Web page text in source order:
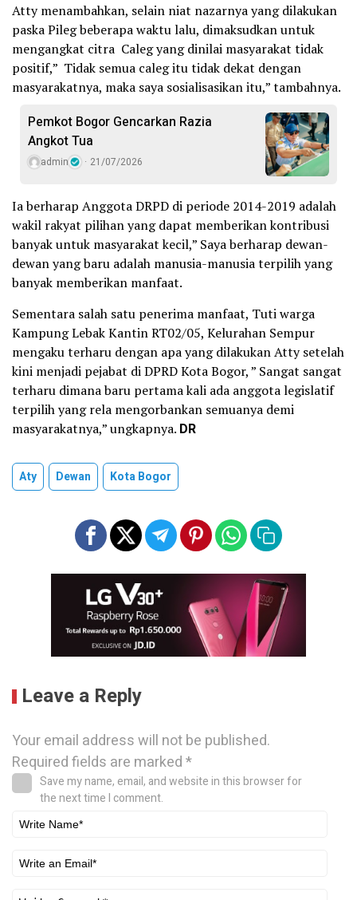
Atty menambahkan, selain niat nazarnya yang dilakukan
paska Pileg beberapa waktu lalu, dimaksudkan untuk
mengangkat citra Caleg yang dinilai masyarakat tidak
positif,” Tidak semua caleg itu tidak dekat dengan
masyarakatnya, maka saya sosialisasikan itu,” tambahnya.
Pemkot Bogor Gencarkan Razia
Angkot Tua
admin 21/07/2026
Ia berharap Anggota DRPD di periode 2014-2019 adalah
wakil rakyat pilihan yang dapat memberikan kontribusi
banyak untuk masyarakat kecil,” Saya berharap dewan-
dewan yang baru adalah manusia-manusia terpilih yang
banyak memberikan manfaat.
Sementara salah satu penerima manfaat, Tuti warga
Kampung Lebak Kantin RT02/05, Kelurahan Sempur
mengaku terharu dengan apa yang dilakukan Atty setelah
kini menjadi pejabat di DPRD Kota Bogor, ” Sangat sangat
terharu dimana baru pertama kali ada anggota legislatif
terpilih yang rela mengorbankan semuanya demi
masyarakatnya,” ungkapnya. DR
Aty Dewan Kota Bogor
Leave a Reply
Your email address will not be published.
Required fields are marked*
Save my name, email, and website in this browser for
the next time I comment.